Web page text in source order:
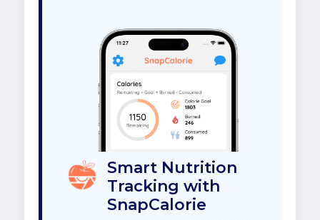
Smart Nutrition
Tracking with
SnapCalorie